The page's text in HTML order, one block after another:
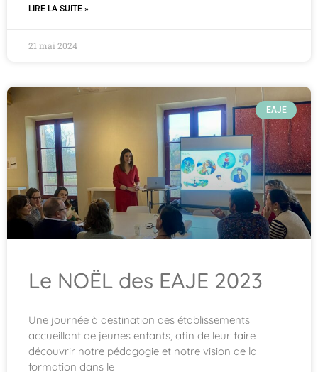
LIRE LA SUITE »
21 mai 2024
EAJE
Le NOËL des EAJE 2023
Une journée à destination des établissements
accueillant de jeunes enfants, afin de leur faire
découvrir notre pédagogie et notre vision de la
formation dans le